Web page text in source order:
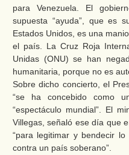
para Venezuela. El
supuesta “ayuda”, que es
Estados Unidos, es una
el país. La Cruz Roja
Unidas (ONU) se han
humanitaria, porque no es
Sobre dicho concierto, el
“se ha concebido como
“espectáculo mundial”. El
Villegas, señaló ese día que
“para legitimar y bendecir
contra un país soberano”.